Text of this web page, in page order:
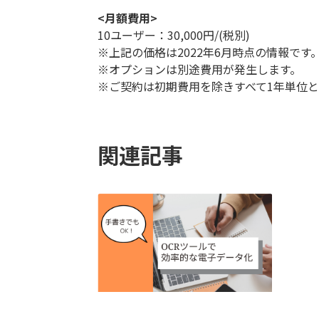
<月額費用>
10ユーザー：30,000円/(税別)
※上記の価格は2022年6月時点の情報です。
※オプションは別途費用が発生します。
※ご契約は初期費用を除きすべて1年単位と
関連記事